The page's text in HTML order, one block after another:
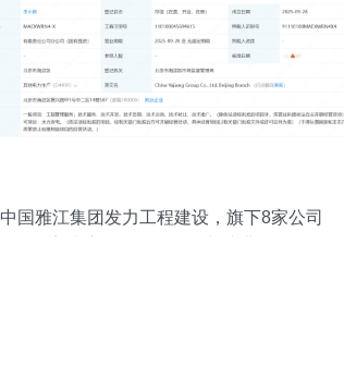
中国雅江集团发力工程建设，旗下8家公司